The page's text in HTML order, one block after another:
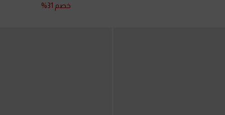
خصم 31%